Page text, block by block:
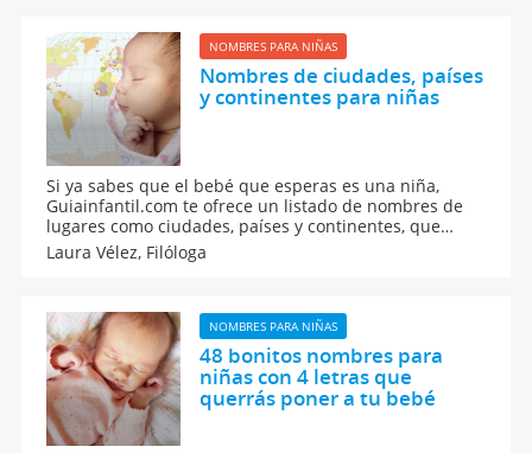
NOMBRES PARA NIÑAS
Nombres de ciudades, países
y continentes para niñas
Si ya sabes que el bebé que esperas es una niña,
Guiainfantil.com te ofrece un listado de nombres de
lugares como ciudades, países y continentes, que
están siendo muy usados para dar nombres a los
bebés. Inspírate en estos nombres de lugares
Laura Vélez, Filóloga
NOMBRES PARA NIÑAS
48 bonitos nombres para
niñas con 4 letras que
querrás poner a tu bebé